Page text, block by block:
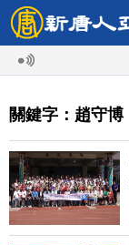
關鍵字：趙守博